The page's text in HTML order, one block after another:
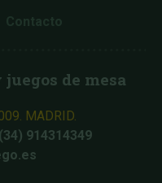
Contacto
de mesa
MADRID.
(34) 914314349